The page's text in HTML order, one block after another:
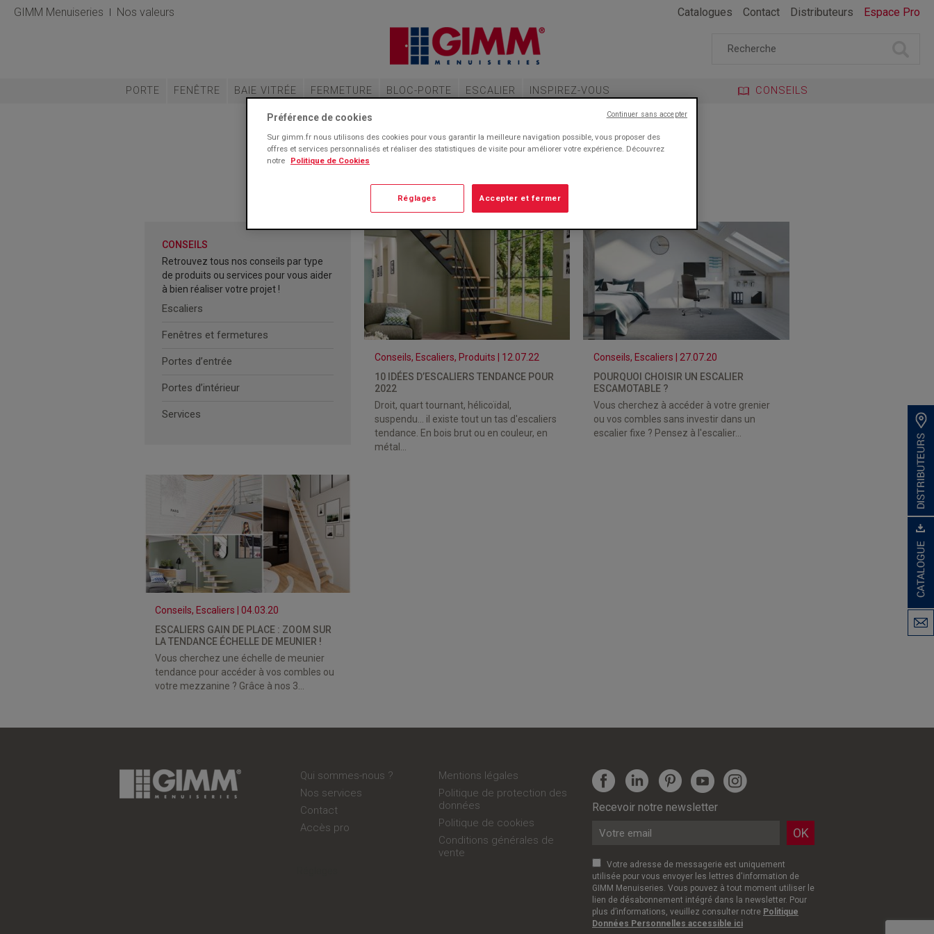
GIMM Menuiseries Nos valeurs Catalogues Contact Distributeurs Espace Pro
PORTE FENÊTRE BAIE VITRÉE FERMETURE BLOC-PORTE ESCALIER INSPIREZ-VOUS CONSEILS
ESCALIERS
CONSEILS
Retrouvez tous nos conseils par type
de produits ou services pour vous aider
à bien réaliser votre projet !
Escaliers
Fenêtres et fermetures
Portes d’entrée
Portes d’intérieur
Services
Conseils, Escaliers, Produits | 12.07.22
10 IDÉES D’ESCALIERS TENDANCE POUR
2022
Droit, quart tournant, hélicoïdal,
suspendu... il existe tout un tas d'escaliers
tendance. En bois brut ou en couleur, en
métal...
Conseils, Escaliers | 27.07.20
POURQUOI CHOISIR UN ESCALIER
ESCAMOTABLE ?
Vous cherchez à accéder à votre grenier
ou vos combles sans investir dans un
escalier fixe ? Pensez à l'escalier...
Conseils, Escaliers | 04.03.20
ESCALIERS GAIN DE PLACE : ZOOM SUR
LA TENDANCE ÉCHELLE DE MEUNIER !
Vous cherchez une échelle de meunier
tendance pour accéder à vos combles ou
votre mezzanine ? Grâce à nos 3...
Qui sommes-nous ?
Nos services
Contact
Accès pro
Mentions légales
Politique de protection des
données
Politique de cookies
Conditions générales de
vente
Recevoir notre newsletter
Votre adresse de messagerie est uniquement
utilisée pour vous envoyer les lettres d'information de
GIMM Menuiseries. Vous pouvez à tout moment utiliser le
lien de désabonnement intégré dans la newsletter. Pour
plus d’informations, veuillez consulter notre Politique
Données Personnelles accessible ici
Préférence de cookies
Sur gimm.fr nous utilisons des cookies pour vous garantir la meilleure navigation possible, vous proposer des
offres et services personnalisés et réaliser des statistiques de visite pour améliorer votre expérience. Découvrez
notre
Politique de Cookies
Accepter et fermer
Réglages
Continuer sans accepter